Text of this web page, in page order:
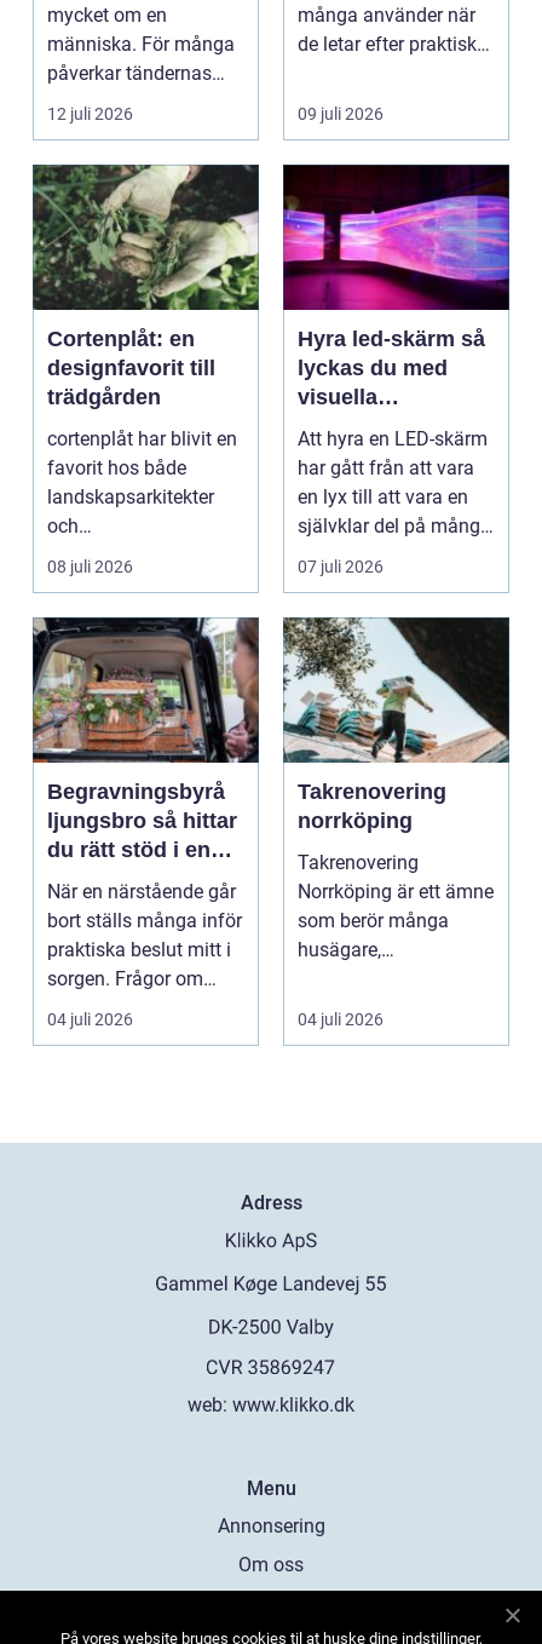
mycket om en
människa. För många
påverkar tändernas
utseende både
12 juli 2026
många använder när
de letar efter praktiska
09 juli 2026
Cortenplåt: en
designfavorit till
trädgården
cortenplåt har blivit en
favorit hos både
landskapsarkitekter
och
trädgårdsentusiaster.
08 juli 2026
Hyra led-skärm så
lyckas du med
visuella
upplevelser på
event
Att hyra en LED-skärm
har gått från att vara
en lyx till att vara en
självklar del på många
event, m...
07 juli 2026
Begravningsbyrå
ljungsbro så hittar
du rätt stöd i en
svår tid
När en närstående går
bort ställs många inför
praktiska beslut mitt i
sorgen. Frågor om
ceremoni, ju...
04 juli 2026
Takrenovering
norrköping
Takrenovering
Norrköping är ett ämne
som berör många
husägare,
och fastighets...
04 juli 2026
Adress
web: www.klikko.dk
Menu
Annonsering
Om oss
På vores website bruges cookies til at huske dine indstillinger,